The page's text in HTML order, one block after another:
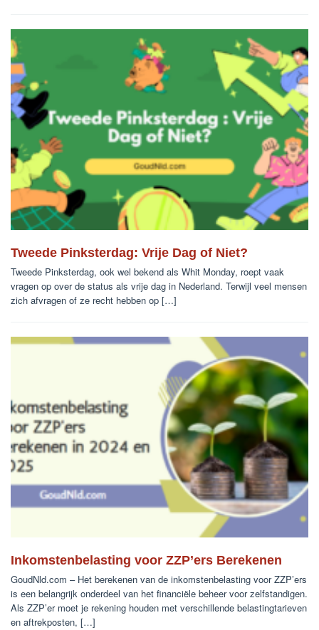
Tweede Pinksterdag: Vrije Dag of Niet?
Tweede Pinksterdag, ook wel bekend als Whit Monday, roept vaak
vragen op over de status als vrije dag in Nederland. Terwijl veel mensen
zich afvragen of ze recht hebben op […]
Inkomstenbelasting voor ZZP’ers Berekenen
GoudNld.com – Het berekenen van de inkomstenbelasting voor ZZP’ers
is een belangrijk onderdeel van het financiële beheer voor zelfstandigen.
Als ZZP’er moet je rekening houden met verschillende belastingtarieven
en aftrekposten, […]